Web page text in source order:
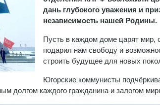
дань глубокого уважения и
независимость нашей Родины.
Пусть в каждом доме царят мир,
подарил нам свободу и
строить будущее для новых
Югорские коммунисты
долгом каждого гражданина и залогом